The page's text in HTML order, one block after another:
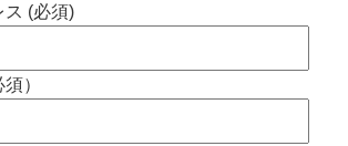
ス (必須)
）